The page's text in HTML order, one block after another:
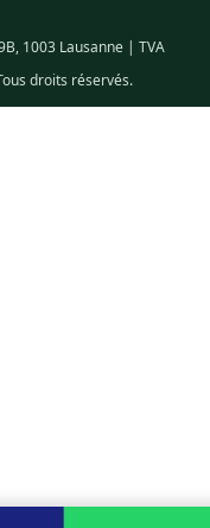
1003 Lausanne | TVA
droits réservés.